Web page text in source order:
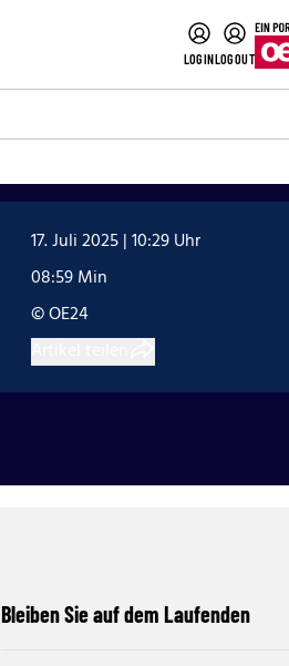
LOGINLOGOUT
17. Juli 2025 | 10:29 Uhr
08:59 Min
© OE24
Bleiben Sie auf dem Laufenden